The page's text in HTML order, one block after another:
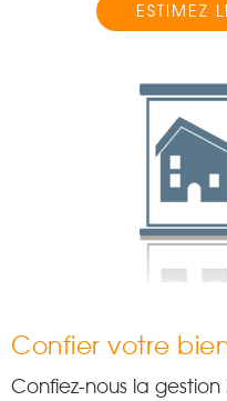
ESTIMEZ
Confier votre
Confiez-nous la